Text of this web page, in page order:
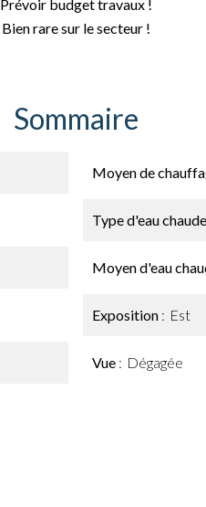
Prévoir budget travaux !
Bien rare sur le secteur !
Sommaire
Moyen de
Type d'eau chaude
Moyen d'eau
Exposition Est
Vue Dégagée